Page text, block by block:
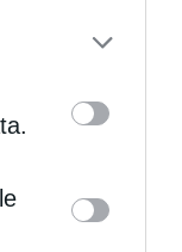
opt-out
IAB’s list
by us to
να